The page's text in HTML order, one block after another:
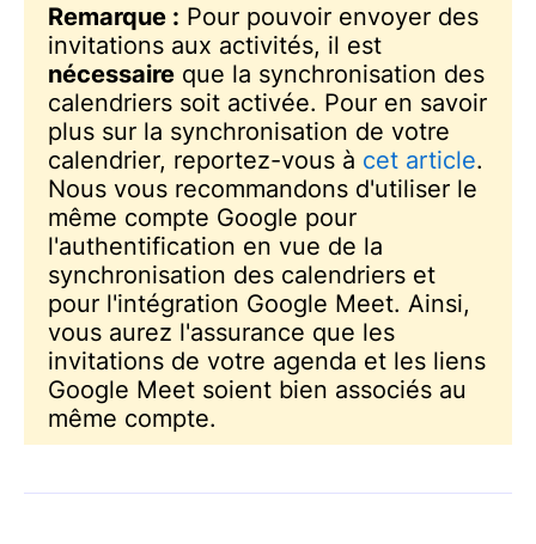
Remarque : Pour pouvoir envoyer des
invitations aux activités, il est
nécessaire que la synchronisation des
calendriers soit activée. Pour en savoir
plus sur la synchronisation de votre
calendrier, reportez-vous à cet article.
Nous vous recommandons d'utiliser le
même compte Google pour
l'authentification en vue de la
synchronisation des calendriers et
pour l'intégration Google Meet. Ainsi,
vous aurez l'assurance que les
invitations de votre agenda et les liens
Google Meet soient bien associés au
même compte.